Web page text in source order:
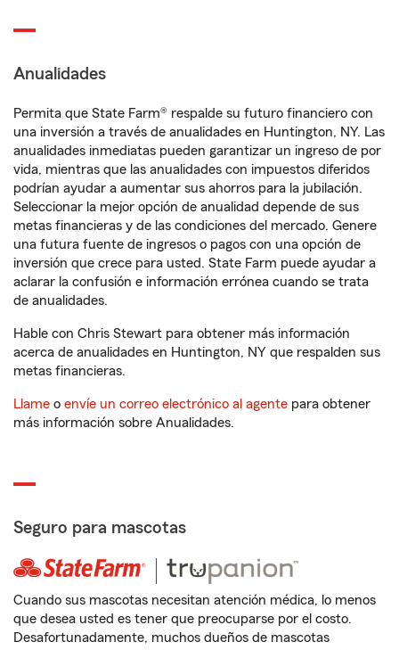
Anualidades
Permita que State Farm® respalde su futuro financiero con
una inversión a través de anualidades en Huntington, NY. Las
anualidades inmediatas pueden garantizar un ingreso de por
vida, mientras que las anualidades con impuestos diferidos
podrían ayudar a aumentar sus ahorros para la jubilación.
Seleccionar la mejor opción de anualidad depende de sus
metas financieras y de las condiciones del mercado. Genere
una futura fuente de ingresos o pagos con una opción de
inversión que crece para usted. State Farm puede ayudar a
aclarar la confusión e información errónea cuando se trata
de anualidades.
Hable con Chris Stewart para obtener más información
acerca de anualidades en Huntington, NY que respalden sus
metas financieras.
Llame o envíe un correo electrónico al agente para obtener
más información sobre Anualidades.
Seguro para mascotas
Cuando sus mascotas necesitan atención médica, lo menos
que desea usted es tener que preocuparse por el costo.
Desafortunadamente, muchos dueños de mascotas